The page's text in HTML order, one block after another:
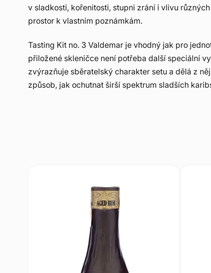
v sladkosti, kořenitosti, stupni zrání i vlivu
prostor k vlastním poznámkám.
Tasting Kit no. 3 Valdemar je vhodný jak pro
přiložené skleničce není potřeba další speciální
zvýrazňuje sběratelský charakter setu a dělá z
způsob, jak ochutnat širší spektrum sladších